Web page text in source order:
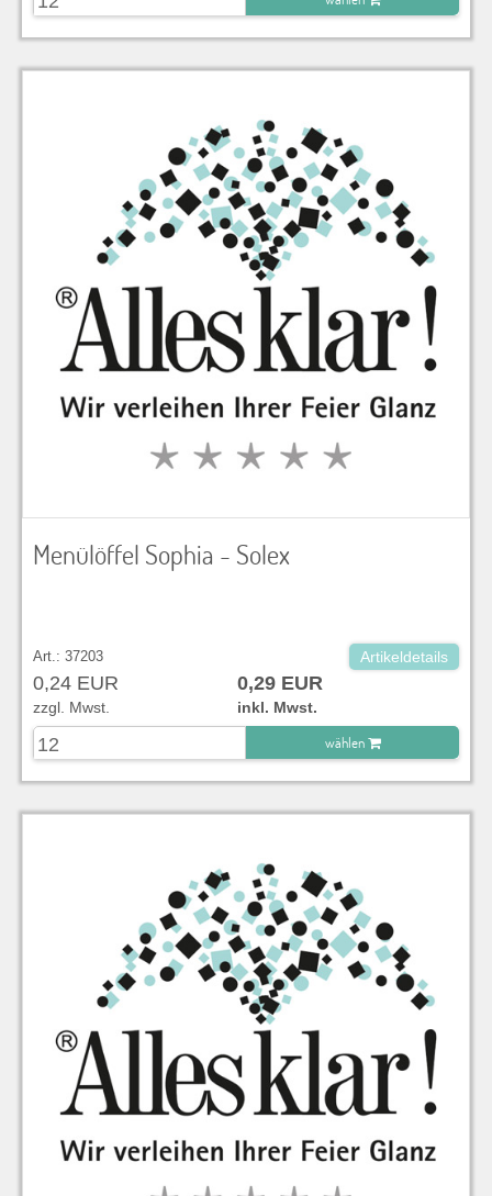
zu Warenkorb hinzugefügt.
Menülöffel Sophia - Solex
Art.: 37203 Artikeldetails
0,24 EUR 0,29 EUR
zzgl. Mwst.
inkl. Mwst.
wählen
zu Warenkorb hinzugefügt.